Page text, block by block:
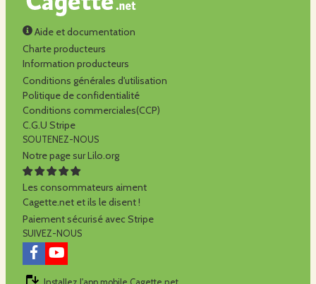
Aide et documentation
Charte producteurs
Information producteurs
Conditions générales d'utilisation
Politique de confidentialité
Conditions commerciales(CCP)
C.G.U Stripe
SOUTENEZ-NOUS
Notre page sur Lilo.org
Les consommateurs aiment
Cagette.net et ils le disent !
Paiement sécurisé avec Stripe
SUIVEZ-NOUS